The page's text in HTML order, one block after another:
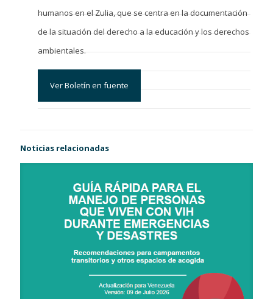
humanos en el Zulia, que se centra en la documentación
de la situación del derecho a la educación y los derechos
ambientales.
Ver Boletín en fuente
Noticias relacionadas